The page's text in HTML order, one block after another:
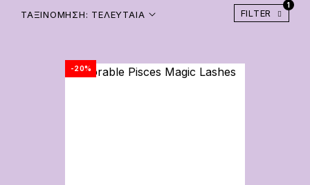
ΤΑΞΙΝΌΜΗΣΗ: ΤΕΛΕΥΤΑΊΑ FILTER
1
-20%